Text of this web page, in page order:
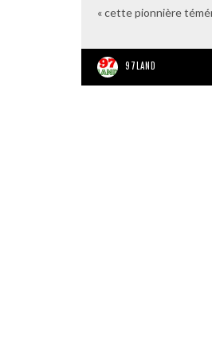
« cette pionnière
97LAND